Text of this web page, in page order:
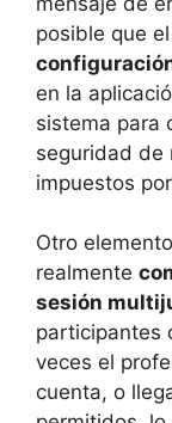
posible que el
en la
sistema para
seguridad de
impuestos
Otro
realmente
sesión
participantes
veces el
cuenta, o